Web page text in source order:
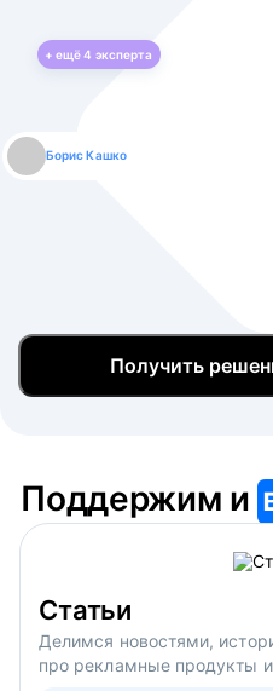
+ ещё4 эксперта
Борис Кашко
Юлия Изоитко
Александр Кулагин
Даниил Макаров
Екатерина Лазаренко
Получить
Поддержим и
Статьи
Делимся новостями,
про рекламные продукты